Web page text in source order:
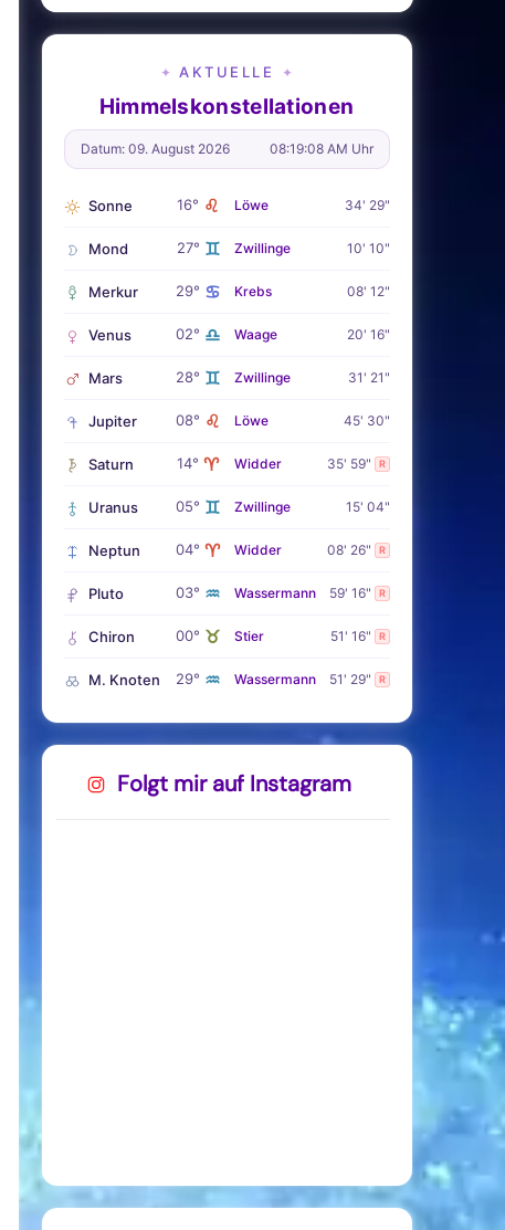
✦ AKTUELLE ✦
Himmelskonstellationen
Datum: 09. August 2026 08:19:09 AM Uhr
Sonne 16° ♌ Löwe 34' 29"
Mond 27° ♊ Zwillinge 10' 10"
Merkur 29° ♋ Krebs 08' 12"
Venus 02° ♎ Waage 20' 16"
Mars 28° ♊ Zwillinge 31' 21"
Jupiter 08° ♌ Löwe 45' 30"
Saturn 14° ♈ Widder 35' 59" R
Uranus 05° ♊ Zwillinge 15' 04"
Neptun 04° ♈ Widder 08' 26" R
Pluto 03° ♒ Wassermann 59' 16" R
Chiron 00° ♉ Stier 51' 16" R
M. Knoten 29° ♒ Wassermann 51' 29" R
Folgt mir auf Instagram